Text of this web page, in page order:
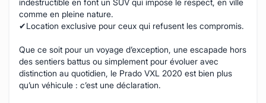
indestructible en font un SUV qui impose le respect, en ville
comme en pleine nature.
✔Location exclusive pour ceux qui refusent les compromis.
Que ce soit pour un voyage d’exception, une escapade hors
des sentiers battus ou simplement pour évoluer avec
distinction au quotidien, le Prado VXL 2020 est bien plus
qu’un véhicule : c’est une déclaration.